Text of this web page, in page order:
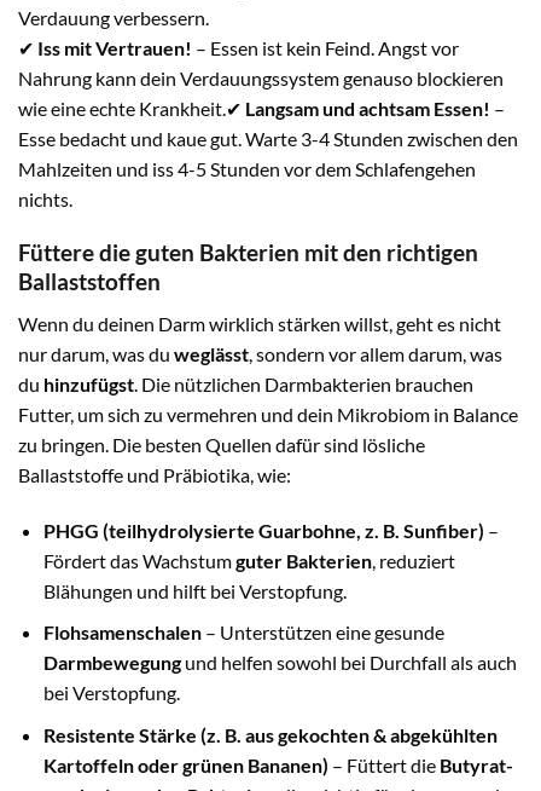
Verdauung verbessern.
✔ Iss mit Vertrauen! – Essen ist kein Feind. Angst vor
Nahrung kann dein Verdauungssystem genauso blockieren
wie eine echte Krankheit.✔ Langsam und achtsam Essen! –
Esse bedacht und kaue gut. Warte 3-4 Stunden zwischen den
Mahlzeiten und iss 4-5 Stunden vor dem Schlafengehen
nichts.
Füttere die guten Bakterien mit den richtigen
Ballaststoffen
Wenn du deinen Darm wirklich stärken willst, geht es nicht
nur darum, was du weglässt, sondern vor allem darum, was
du hinzufügst. Die nützlichen Darmbakterien brauchen
Futter, um sich zu vermehren und dein Mikrobiom in Balance
zu bringen. Die besten Quellen dafür sind lösliche
Ballaststoffe und Präbiotika, wie:
PHGG (teilhydrolysierte Guarbohne, z. B. Sunfiber) –
Fördert das Wachstumguter Bakterien, reduziert
Blähungen und hilft bei Verstopfung.
Flohsamenschalen– Unterstützen eine gesunde
Darmbewegungund helfen sowohl bei Durchfall als auch
bei Verstopfung.
Resistente Stärke (z. B. aus gekochten & abgekühlten
Kartoffeln oder grünen Bananen) – Füttert die Butyrat-